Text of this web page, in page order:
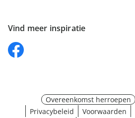
Vind meer inspiratie
Overeenkomst herroepen
Privacybeleid
Voorwaarden